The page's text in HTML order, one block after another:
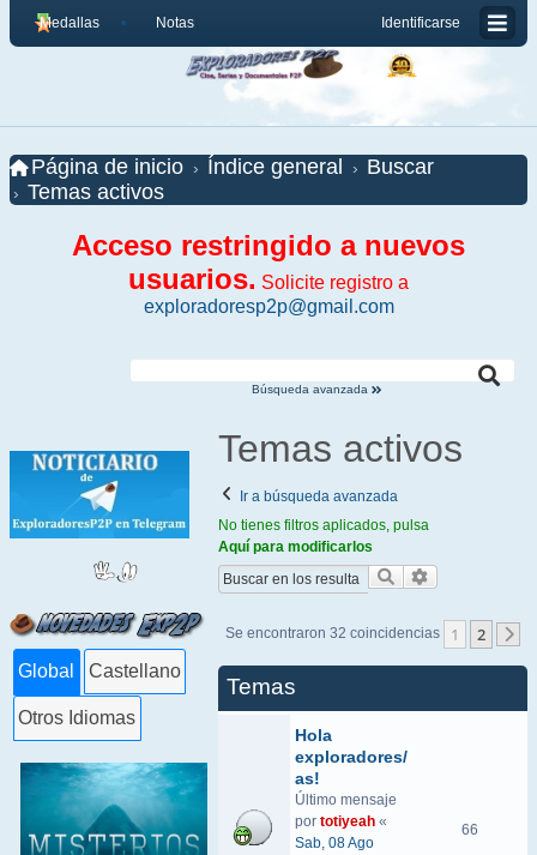
Identificarse
Medallas Notas
Página de inicio Índice general
Buscar
Temas activos
Acceso restringido a nuevos
usuarios. Solicite registro a
exploradoresp2p@gmail.com
Búsqueda avanzada
Global Castellano
Otros Idiomas
Temas activos
Ir a búsqueda avanzada
No tienes filtros aplicados, pulsa
Aquí para modificarlos
Buscar
Se encontraron 32 coincidencias 1 2
Temas
Hola
exploradores/
as!
Último mensaje
por totiyeah «
Sab, 08 Ago
66